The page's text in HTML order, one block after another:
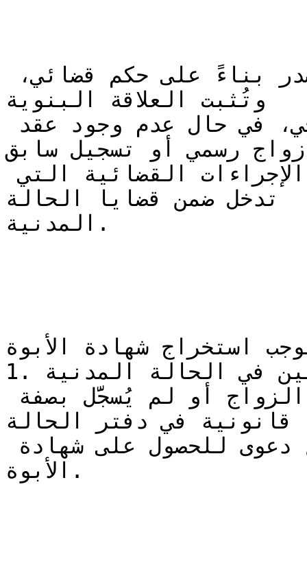
وتُثبت العلاقة البنوية
زواج رسمي أو تسجيل سابق.
تُعَد هذه الشهادة جزءًا من الإجراءات القضائية التي
تدخل ضمن قضايا الحالة
المدنية.
استخراج شهادة الأبوة
1. الأطفال غير المسجلين في الحالة المدنية
قانونية في دفتر الحالة
الأبوة.